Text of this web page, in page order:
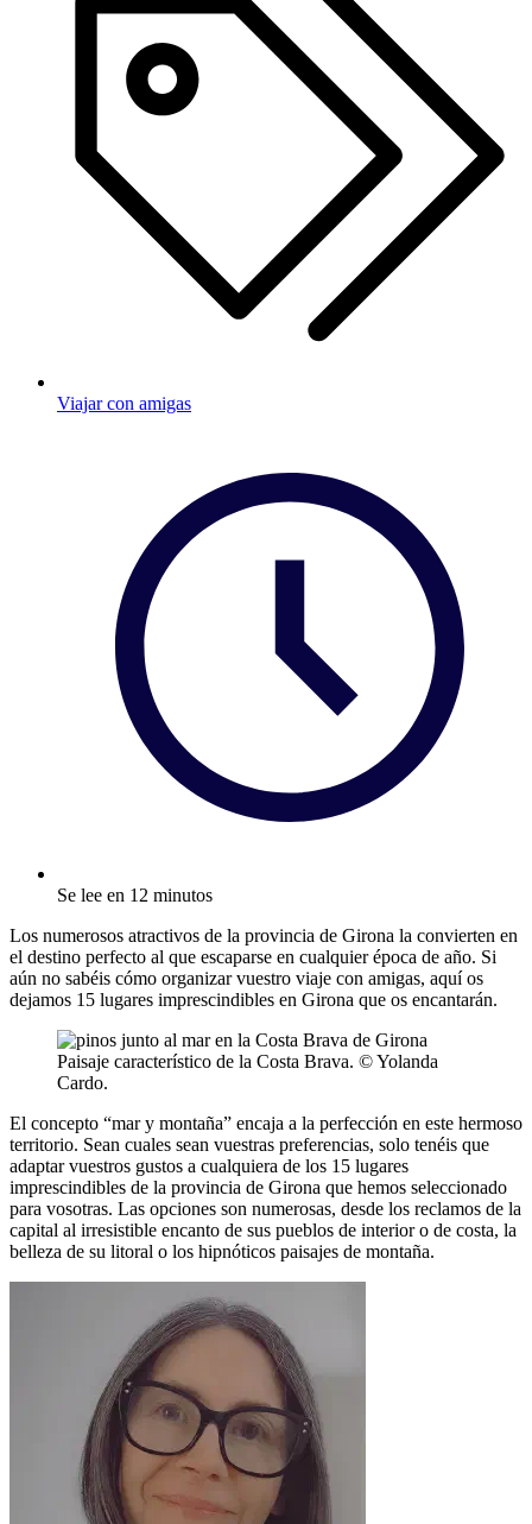
Viajar con amigas
Se lee en 12 minutos
Los numerosos atractivos de la provincia de Girona la convierten en
el destino perfecto al que escaparse en cualquier época de año. Si
aún no sabéis cómo organizar vuestro viaje con amigas, aquí os
dejamos 15 lugares imprescindibles en Girona que os encantarán.
Paisaje característico de la Costa Brava. © Yolanda
Cardo.
El concepto “mar y montaña” encaja a la perfección en este hermoso
territorio. Sean cuales sean vuestras preferencias, solo tenéis que
adaptar vuestros gustos a cualquiera de los 15 lugares
imprescindibles de la provincia de Girona que hemos seleccionado
para vosotras. Las opciones son numerosas, desde los reclamos de la
capital al irresistible encanto de sus pueblos de interior o de costa, la
belleza de su litoral o los hipnóticos paisajes de montaña.